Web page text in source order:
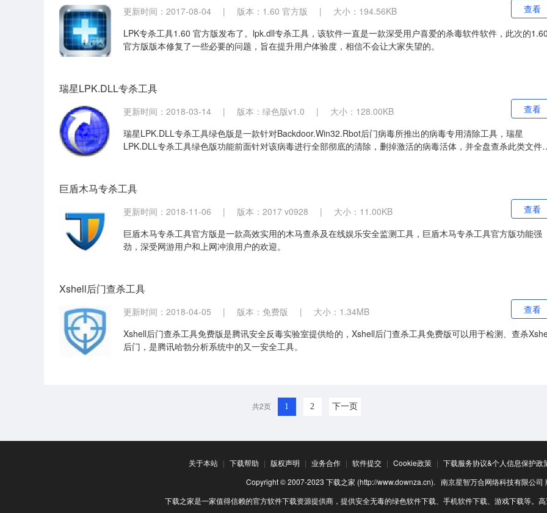
更新时间：2017-08-04 | 版本：1.60 官方版 |
大小：194.56KB
LPK专杀工具1.60 官方版发布了。lpk.dll专杀工具，该软件一直是一款深受用户喜爱的杀毒软件软件，此次的
官方版版本修复了一些必要的问题，旨在提升用户体验度，相信不会让大家失望的。
查看
瑞星LPK.DLL专杀工具
更新时间：2018-03-14 | 版本：绿色版v1.0 |
大小：128.00KB
瑞星LPK.DLL专杀工具绿色版是一款针对Backdoor.Win32.Rbot后门病毒所推出的病毒专用清除工具，瑞星
LPK.DLL专杀工具绿色版功能前面针对该病毒进行全部彻底的清除，删掉激活的病毒活体，并全盘查杀此类文件
查看
巨盾木马专杀工具
更新时间：2018-11-06 | 版本：2017 v0928 |
大小：11.00KB
巨盾木马专杀工具官方版是一款高效实用的木马查杀及在线娱乐安全监测工具，巨盾木马专杀工具官方版功能强
劲，深受网游用户和上网冲浪用户的欢迎。
查看
Xshell后门查杀工具
更新时间：2018-04-05 | 版本：免费版 |
大小：1.34MB
Xshell后门查杀工具免费版是腾讯安全反毒实验室提供给的，Xshell后门查杀工具免费版可以用于检测、查杀
后门，是腾讯哈勃分析系统中的又一安全工具。
查看
共2页 1 2 下一页
关于本站 | 下载帮助 | 版权声明 | 业务合作 | 软件提交 | Cookie政策 | 下载服务协议&个人信息保护政
Copyright © 2007-2023 下载之家 (http://www.downza.cn). 南京星智万合网络科技有限公司
下载之家是一家值得信赖的官方软件下载资源提供商，提供安全无毒的绿色软件下载、手机软件下载、游戏下载等。